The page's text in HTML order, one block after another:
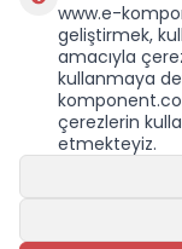
Ekom Elk.
www.e-
geliştirmek,
amacıyla
kullanmaya
çerezlerin
etmekteyiz.